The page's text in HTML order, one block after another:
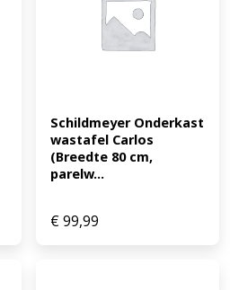
Schildmeyer Onderkast
wastafel Carlos
(Breedte 80 cm,
parelw...
€99,99